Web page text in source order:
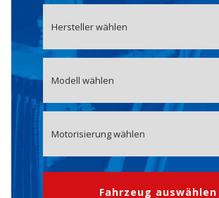
Fahrzeug auswählen